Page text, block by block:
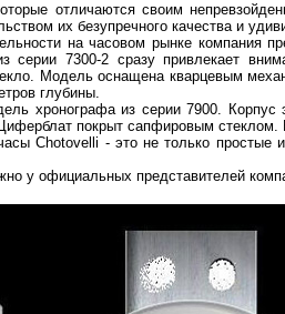
отличаются своим
их безупречного качества и
на часовом рынке компания
серии 7300-2 сразу привлекает
Модель оснащена кварцевым
глубины.
хронографа из серии 7900.
покрыт сапфировым стеклом.
Chotovelli - это не только простые
у официальных представителей